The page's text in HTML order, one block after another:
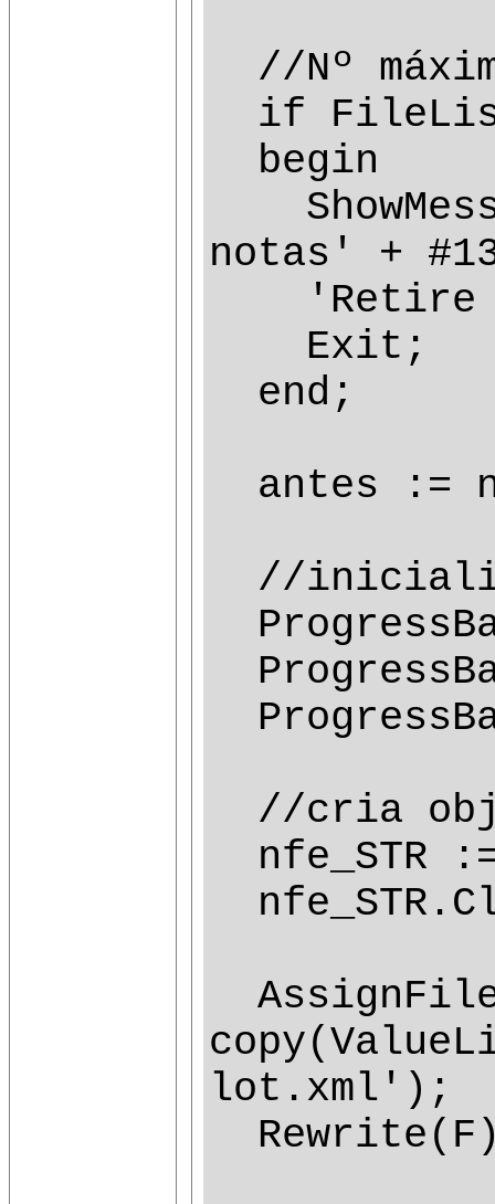
//Nº
if
begin
notas' +
'Retire
Exit;
end;
antes :=
//
//cria
nfe_STR
lot.xml');